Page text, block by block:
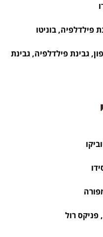
פילדלפיה, בוניטו
גבינת פילדלפיה, גבינת
פניקס רול